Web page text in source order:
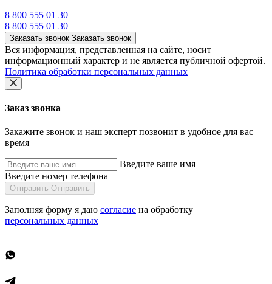
8 800 555 01 30
8 800 555 01 30
Заказать звонок Заказать звонок
Вся информация, представленная на сайте, носит
информационный характер и не является публичной офертой.
Политика обработки персональных данных
Заказ звонка
Закажите звонок и наш эксперт позвонит в удобное для вас
время
Введите ваше имя
Введите номер телефона
Отправить Отправить
Заполняя форму я даю согласие на обработку
персональных данных